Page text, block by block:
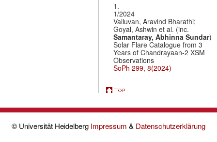
1.
1/2024
Valluvan, Aravind Bharathi;
Goyal, Ashwin et al. (inc.
Samantaray, Abhinna Sundar)
Solar Flare Catalogue from 3
Years of Chandrayaan-2 XSM
Observations
SoPh 299, 8(2024)
© Universität Heidelberg Impressum & Datenschutzerklärung